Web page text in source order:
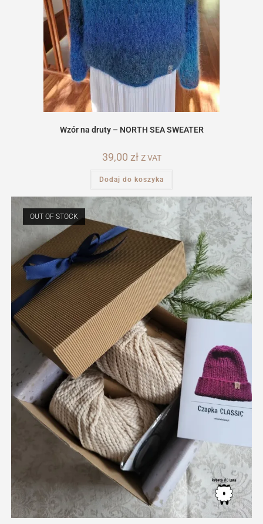
Wzór na druty – NORTH SEA SWEATER
39,00 zł Z VAT
Dodaj do koszyka
OUT OF STOCK